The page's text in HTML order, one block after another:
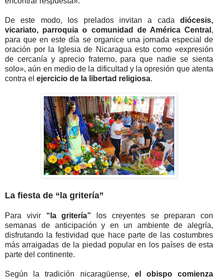
De este modo, los prelados invitan a cada diócesis,
vicariato, parroquia o comunidad de América Central ,
para que en este día se organice una jornada especial de
oración por la Iglesia de Nicaragua esto como «expresión
de cercanía y aprecio fraterno, para que nadie se sienta
solo», aún en medio de la dificultad y la opresión que atenta
contra el ejercicio de la libertad religiosa.
La fiesta de “la gritería”
Para vivir “la gritería” los creyentes se preparan con
semanas de anticipación y en un ambiente de alegría,
disfrutando la festividad que hace parte de las costumbres
más arraigadas de la piedad popular en los países de esta
parte del continente.
Según la tradición nicaragüense, el obispo comienza